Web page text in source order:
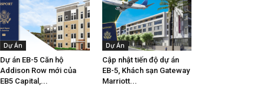
Dự Án
Dự án EB-5 Căn hộ
Addison Row mới của
EB5 Capital,...
Dự Án
Cập nhật tiến độ dự án
EB-5, Khách sạn Gateway
Marriott...